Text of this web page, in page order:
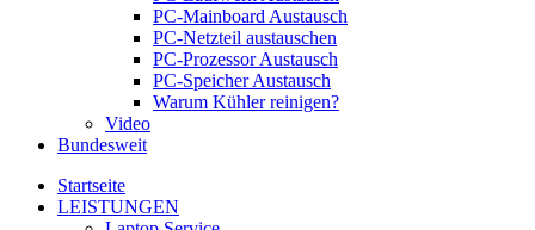
PC-Mainboard Austausch
PC-Netzteil austauschen
PC-Prozessor Austausch
PC-Speicher Austausch
Warum Kühler reinigen?
Video
Bundesweit
Startseite
LEISTUNGEN